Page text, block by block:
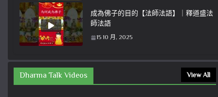
成為佛子的目的【法師法語】｜釋道盛法
師法語
15 10 月, 2025
Dharma Talk Videos View All